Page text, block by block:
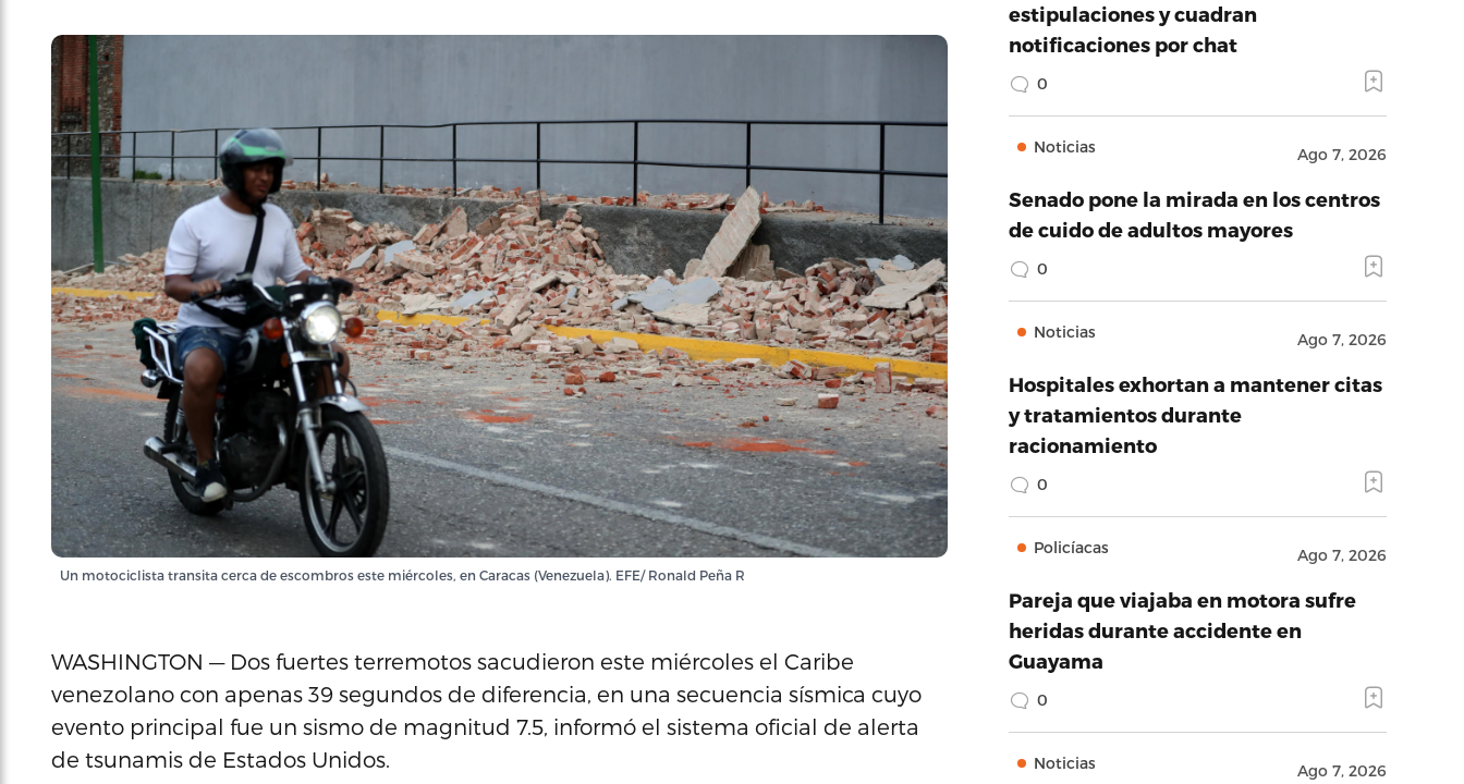
Un motociclista transita cerca de escombros este miércoles, en Caracas (Venezuela). EFE/ Ronald Peña R
WASHINGTON — Dos fuertes terremotos sacudieron este miércoles el Caribe
venezolano con apenas 39 segundos de diferencia, en una secuencia sísmica cuyo
evento principal fue un sismo de magnitud 7.5, informó el sistema oficial de alerta
de tsunamis de Estados Unidos.
estipulaciones y cuadran
notificaciones por chat
0
Noticias Ago 7, 2026
Senado pone la mirada en los centros
de cuido de adultos mayores
0
Noticias Ago 7, 2026
Hospitales exhortan a mantener citas
y tratamientos durante
racionamiento
0
Policíacas Ago 7, 2026
Pareja que viajaba en motora sufre
heridas durante accidente en
Guayama
0
Noticias Ago 7, 2026